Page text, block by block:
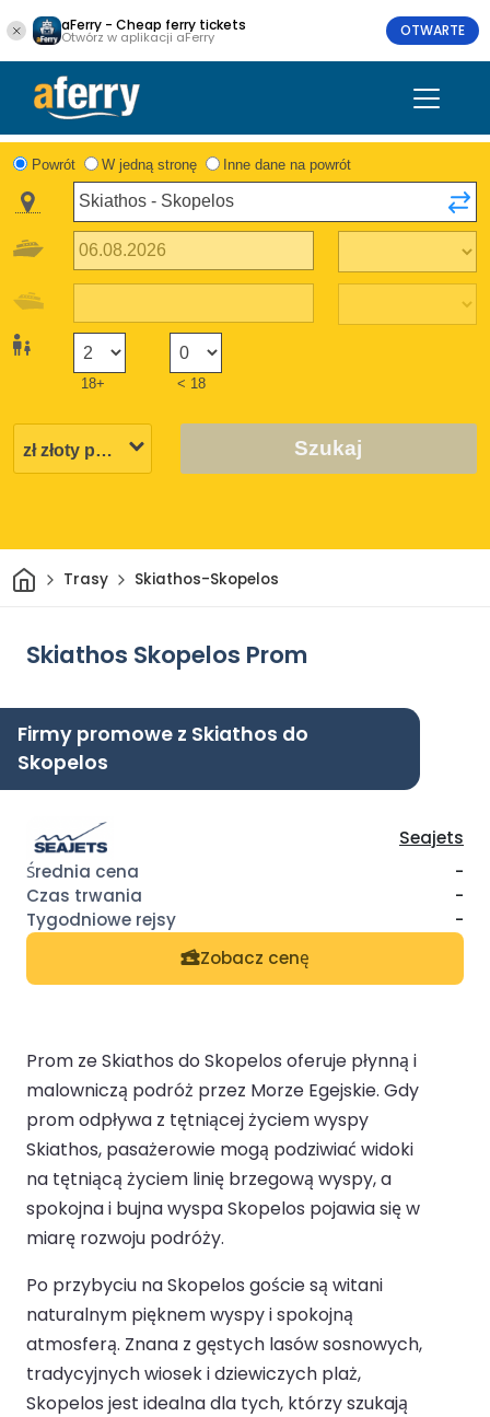
aFerry - Cheap ferry tickets
Otwórz w aplikacji aFerry OTWARTE
Powrót W jedną stronę Inne dane na powrót
18+ < 18
Szukaj
DomTrasy Skiathos-Skopelos
Skiathos Skopelos Prom
Firmy promowe z Skiathos do
Skopelos
Seajets
-
-
-
Zobacz cenę
Prom ze Skiathos do Skopelos oferuje płynną i
malowniczą podróż przez Morze Egejskie. Gdy
prom odpływa z tętniącej życiem wyspy
Skiathos, pasażerowie mogą podziwiać widoki
na tętniącą życiem linię brzegową wyspy, a
spokojna i bujna wyspa Skopelos pojawia się w
miarę rozwoju podróży.
Po przybyciu na Skopelos goście są witani
naturalnym pięknem wyspy i spokojną
atmosferą. Znana z gęstych lasów sosnowych,
tradycyjnych wiosek i dziewiczych plaż,
Skopelos jest idealna dla tych, którzy szukają